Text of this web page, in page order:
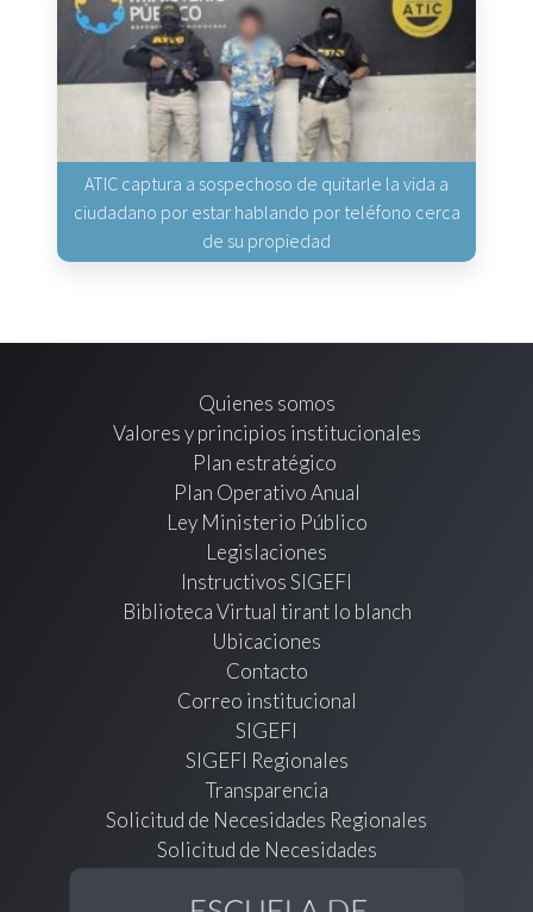
ATIC captura a sospechoso de quitarle la vida a
ciudadano por estar hablando por teléfono cerca
de su propiedad
Quienes somos
Valores y principios institucionales
Plan estratégico
Plan Operativo Anual
Ley Ministerio Público
Legislaciones
Instructivos SIGEFI
Biblioteca Virtual tirant lo blanch
Ubicaciones
Contacto
Correo institucional
SIGEFI
SIGEFI Regionales
Transparencia
Solicitud de Necesidades Regionales
Solicitud de Necesidades